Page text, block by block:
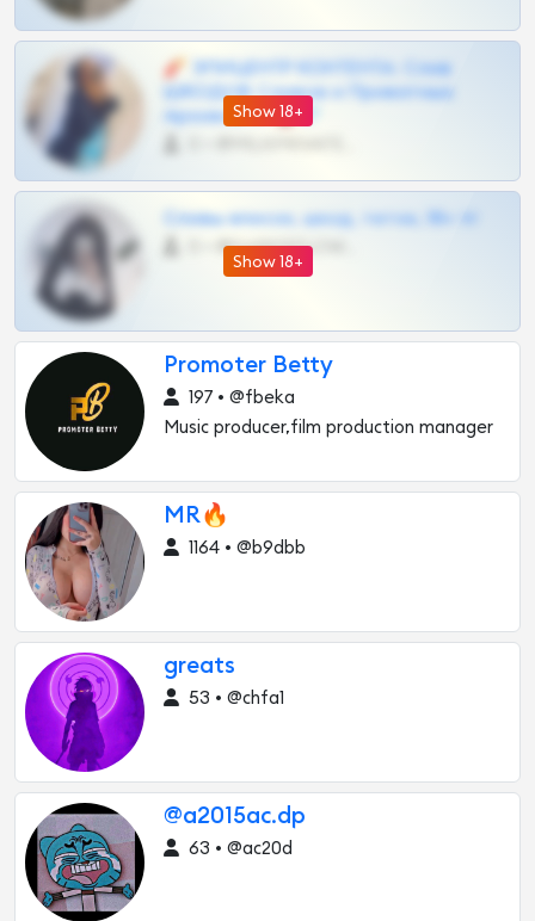
Show 18+
🧨 ЭПИЦЕНТР КОНТЕНТА: Слив
ШКОДОВ Сливов и Приватных
Архивов ТГ 🔞💎
Show 18+
Сливы вписок, шкод, теток, 18+ тг
Promoter Betty
197 • @fbeka
Music producer,film production manager
MR🔥
1164 • @b9dbb
greats
53 • @chfa1
@a2015ac.dp
63 • @ac20d